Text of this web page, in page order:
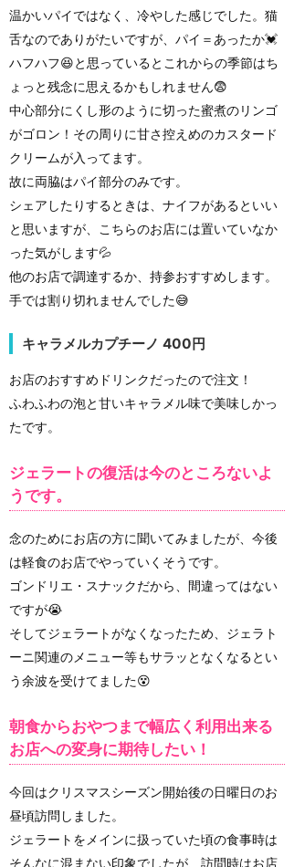
温かいパイではなく、冷やした感じでした。猫
舌なのでありがたいですが、パイ＝あったか💓
ハフハフ😆と思っているとこれからの季節はち
ょっと残念に思えるかもしれません😨
中心部分にくし形のように切った蜜煮のリンゴ
がゴロン！その周りに甘さ控えめのカスタード
クリームが入ってます。
故に両脇はパイ部分のみです。
シェアしたりするときは、ナイフがあるといい
と思いますが、こちらのお店には置いていなか
った気がします💦
他のお店で調達するか、持参おすすめします。
手では割り切れませんでした😅
キャラメルカプチーノ 400円
お店のおすすめドリンクだったので注文！
ふわふわの泡と甘いキャラメル味で美味しかっ
たです。
ジェラートの復活は今のところないよ
うです。
念のためにお店の方に聞いてみましたが、今後
は軽食のお店でやっていくそうです。
ゴンドリエ・スナックだから、間違ってはない
ですが😭
そしてジェラートがなくなったため、ジェラト
ーニ関連のメニュー等もサラッとなくなるとい
う余波を受けてました😵
朝食からおやつまで幅広く利用出来る
お店への変身に期待したい！
今回はクリスマスシーズン開始後の日曜日のお
昼頃訪問しました。
ジェラートをメインに扱っていた頃の食事時は
そんなに混まない印象でしたが、訪問時はお店